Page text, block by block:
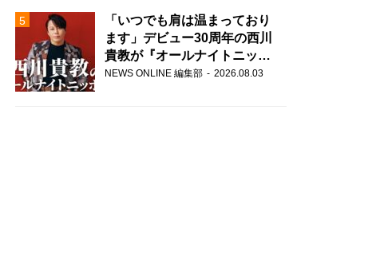
「いつでも肩は温まっており
ます」デビュー30周年の西川
貴教が『オールナイトニッポ
ン』に登場！
NEWS ONLINE 編集部 2026.08.03